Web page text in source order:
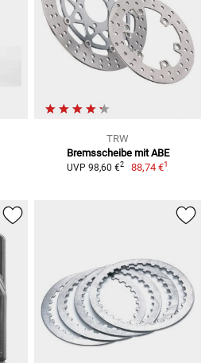
TRW
Bremsscheibe mit ABE
UVP 98,60 €2 88,74 €1